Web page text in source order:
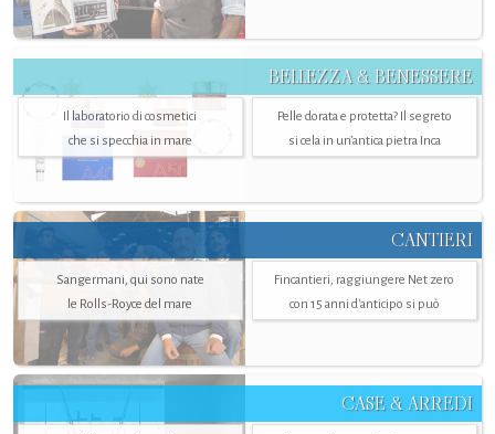
BELLEZZA & BENESSERE
Il laboratorio di cosmetici
che si specchia in mare
Pelle dorata e protetta? Il segreto
si cela in un’antica pietra Inca
CANTIERI
Sangermani, qui sono nate
le Rolls-Royce del mare
Fincantieri, raggiungere Net zero
con 15 anni d'anticipo si può
CASE & ARREDI